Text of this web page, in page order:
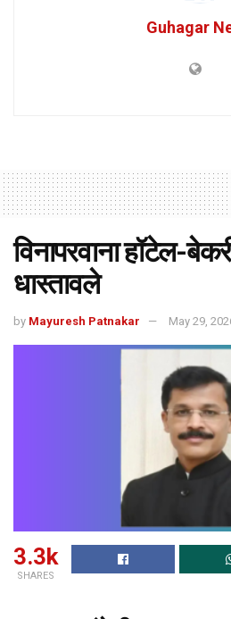
Guhagar
विनापरवाना हॉटेल-
धास्तावले
by Mayuresh Patnakar May 29,
3.3k
SHARES